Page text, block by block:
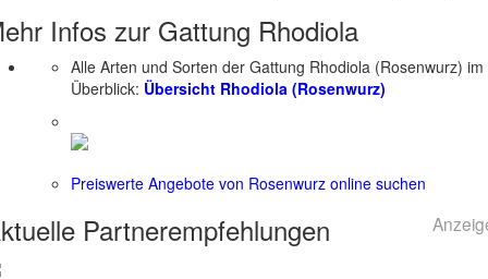
Infos zur Gattung Rhodiola
Alle Arten und Sorten der Gattung Rhodiola (Rosenwurz) im
Überblick: Übersicht Rhodiola (Rosenwurz)
Preiswerte Angebote von Rosenwurz online suchen
Partnerempfehlungen